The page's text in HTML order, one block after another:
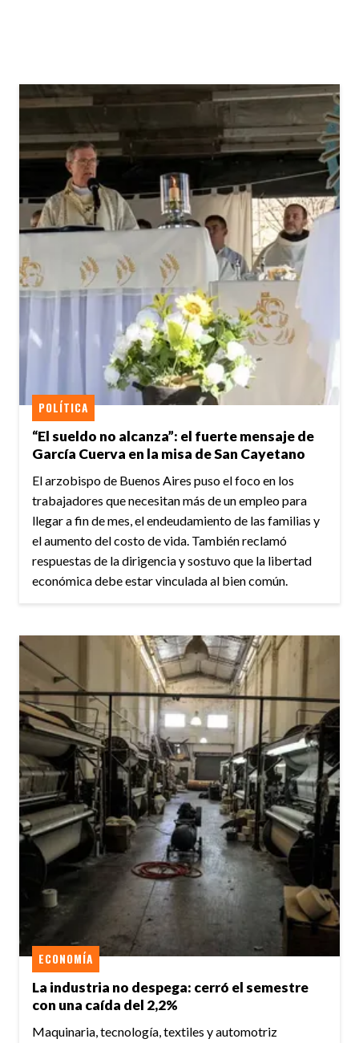
“El sueldo no alcanza”: el fuerte mensaje de
García Cuerva en la misa de San Cayetano
POLÍTICA
El arzobispo de Buenos Aires puso el foco en los
trabajadores que necesitan más de un empleo para
llegar a fin de mes, el endeudamiento de las familias y
el aumento del costo de vida. También reclamó
respuestas de la dirigencia y sostuvo que la libertad
económica debe estar vinculada al bien común.
La industria no despega: cerró el semestre
con una caída del 2,2%
ECONOMÍA
Maquinaria, tecnología, textiles y automotriz